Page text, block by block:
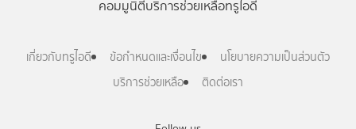
คอมมูนิตี้บริการช่วยเหลือทรูไอดี
เกี่ยวกับทรูไอดี ข้อกำหนดและเงื่อนไข
นโยบายความเป็นส่วนตัว
บริการช่วยเหลือ
ติดต่อเรา